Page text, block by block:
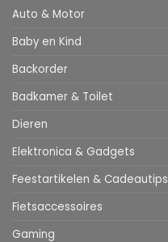
Auto & Motor
Baby en Kind
Backorder
Badkamer & Toilet
Dieren
Elektronica & Gadgets
Feestartikelen & Cadeautips
Fietsaccessoires
Gaming